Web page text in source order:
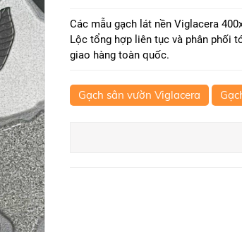
Các mẫu gạch lát nền Viglacera
Lộc tổng hợp liên tục và phân phối
giao hàng toàn quốc.
Gạch sân vườn Viglacera